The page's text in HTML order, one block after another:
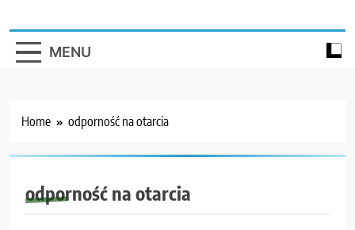
MENU
Home odporność na otarcia
odporność na otarcia